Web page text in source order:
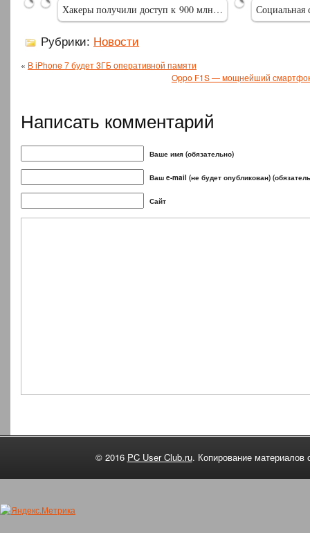
Хакеры получили доступ к 900 млн… Социальная
Рубрики: Новости
« В iPhone 7 будет 3ГБ оперативной памяти
Oppo F1S — мощнейший
Написать комментарий
Ваше имя (обязательно)
Ваш e-mail (не будет опубликован)
Сайт
© 2016 PC User Club.ru. Копирование материалов